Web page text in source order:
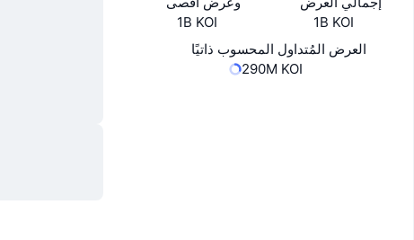
1B KOI
1B KOI
العرض المُتداول المحسوب ذاتيًا
290M KOI